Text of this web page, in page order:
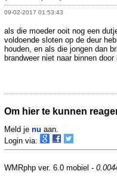
09-02-2017 01:53:43
als die moeder ooit nog een
voldoende sloten op de deur
houden, en als die jongen dan
brandweer niet naar binnen
Om hier te kunnen
Meld je nu aan.
Login via:
WMRphp ver. 6.0 mobiel -